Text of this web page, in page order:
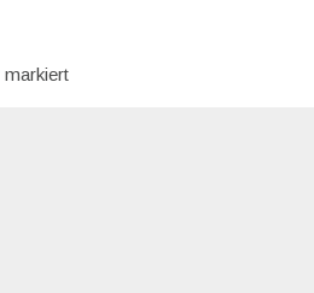
markiert